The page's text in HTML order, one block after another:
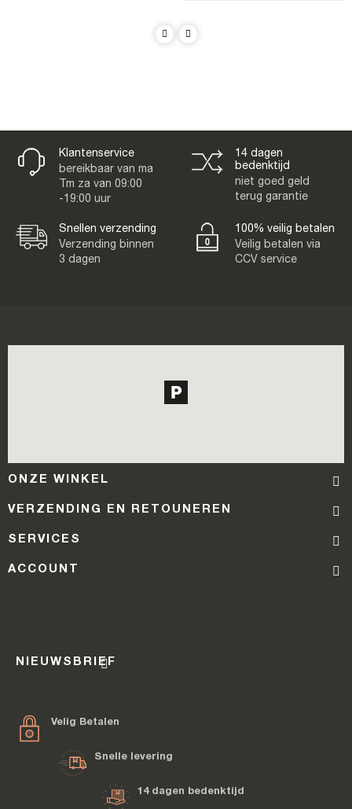
Klantenservice
bereikbaar van ma
Tm za van 09:00
-19:00 uur
14 dagen
bedenktijd
niet goed geld
terug garantie
Snellen verzending
Verzending binnen
3 dagen
100% veilig betalen
Veilig betalen via
CCV service
ONZE WINKEL
VERZENDING EN RETOUNEREN
SERVICES
ACCOUNT
NIEUWSBRIEF
Velig Betalen
Snelle levering
14 dagen bedenktijd